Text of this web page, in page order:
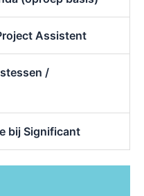
Assistent
/
bij Significant